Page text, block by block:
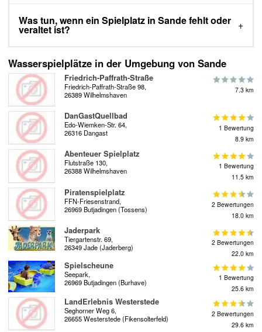
Was tun, wenn ein Spielplatz in Sande fehlt oder
veraltet ist?
Wasserspielplätze in der Umgebung von Sande
Friedrich-Paffrath-Straße
Friedrich-Paffrath-Straße 98,
26389 Wilhelmshaven
7.3 km
DanGastQuellbad
Edo-Wiemken-Str. 64,
26316 Dangast
1 Bewertung
8.9 km
Abenteuer Spielplatz
Flutstraße 130,
26388 Wilhelmshaven
1 Bewertung
11.5 km
Piratenspielplatz
FFN-Friesenstrand,
26969 Butjadingen (Tossens)
2 Bewertungen
18.0 km
Jaderpark
Tiergartenstr. 69,
26349 Jade (Jaderberg)
2 Bewertungen
22.0 km
Spielscheune
Seepark,
26969 Butjadingen (Burhave)
1 Bewertung
25.6 km
LandErlebnis Westerstede
Seghorner Weg 6,
26655 Westerstede (Fikensolterfeld)
2 Bewertungen
29.6 km